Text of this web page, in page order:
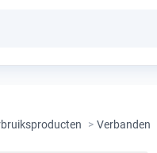
> Verbanden